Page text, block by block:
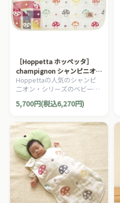
［Hoppetta ホッペッタ］
champignon シャンピニオン
６重ガーゼベビーケット
Hoppettaの人気のシャンピ
二オン・シリーズのベビー用
の６重ガーゼケットです。夏
はさらさら、冬はあったか。
5,700円(税込6,270円)